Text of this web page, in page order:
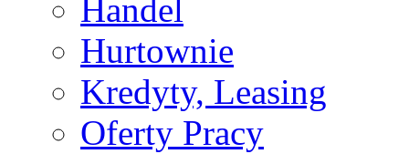
Handel
Hurtownie
Kredyty, Leasing
Oferty Pracy